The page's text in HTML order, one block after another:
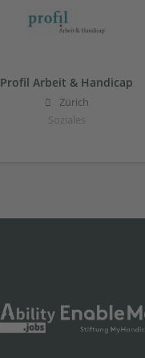
Profil Arbeit & Handicap
Zürich
Soziales